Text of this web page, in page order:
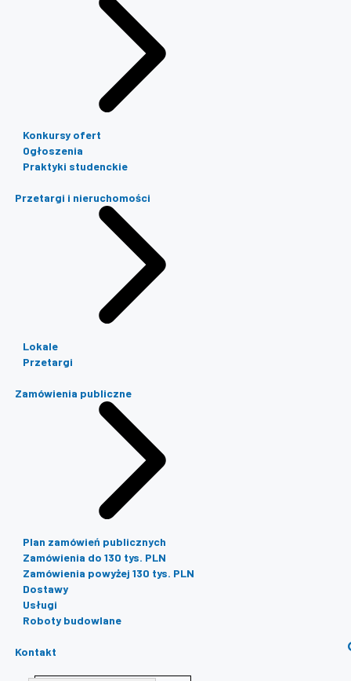
Konkursy ofert
Ogłoszenia
Praktyki studenckie
Przetargi i nieruchomości
Lokale
Przetargi
Zamówienia publiczne
Plan zamówień publicznych
Zamówienia do 130 tys. PLN
Zamówienia powyżej 130 tys. PLN
Dostawy
Usługi
Roboty budowlane
Kontakt